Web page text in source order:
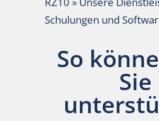
Schulungen und
So
Sie